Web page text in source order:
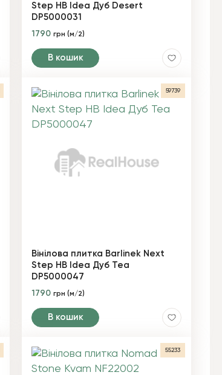
Step HB Idea Дуб Desert
DP5000031
1790грн (м/2)
В кошик
59739
Вінілова плитка Barlinek Next
Step HB Idea Дуб Tea
DP5000047
1790грн (м/2)
В кошик
55233